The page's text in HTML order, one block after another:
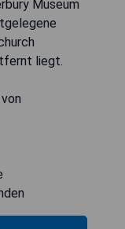
Museum
liegt.